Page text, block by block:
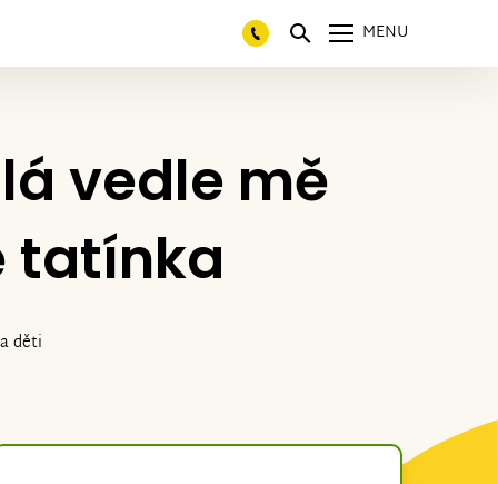
MENU
vedle mě
tatínka
děti